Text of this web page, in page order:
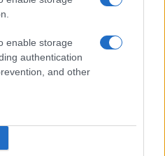
enable storage
authentication
and other
előtérbe kerüljenek
ismerek ezen a
A lemezt – így a
női producer, Garay
hozzátartozik, hogy
önkifejezés. Nem állítom
producer vagyok, de